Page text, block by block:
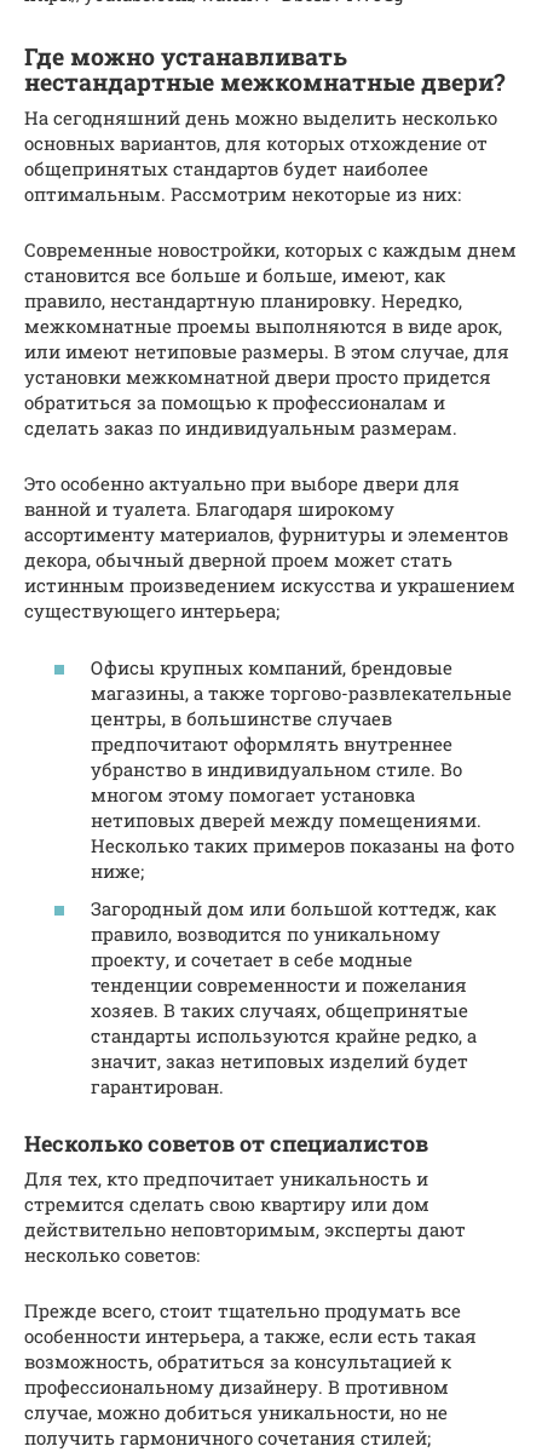
Где можно устанавливать
нестандартные межкомнатные двери?
На сегодняшний день можно выделить несколько
основных вариантов, для которых отхождение от
общепринятых стандартов будет наиболее
оптимальным. Рассмотрим некоторые из них:
Современные новостройки, которых с каждым днем
становится все больше и больше, имеют, как
правило, нестандартную планировку. Нередко,
межкомнатные проемы выполняются в виде арок,
или имеют нетиповые размеры. В этом случае, для
установки межкомнатной двери просто придется
обратиться за помощью к профессионалам и
сделать заказ по индивидуальным размерам.
Это особенно актуально при выборе двери для
ванной и туалета. Благодаря широкому
ассортименту материалов, фурнитуры и элементов
декора, обычный дверной проем может стать
истинным произведением искусства и украшением
существующего интерьера;
Офисы крупных компаний, брендовые
магазины, а также торгово-развлекательные
центры, в большинстве случаев
предпочитают оформлять внутреннее
убранство в индивидуальном стиле. Во
многом этому помогает установка
нетиповых дверей между помещениями.
Несколько таких примеров показаны на фото
ниже;
Загородный дом или большой коттедж, как
правило, возводится по уникальному
проекту, и сочетает в себе модные
тенденции современности и пожелания
хозяев. В таких случаях, общепринятые
стандарты используются крайне редко, а
значит, заказ нетиповых изделий будет
гарантирован.
Несколько советов от специалистов
Для тех, кто предпочитает уникальность и
стремится сделать свою квартиру или дом
действительно неповторимым, эксперты дают
несколько советов:
Прежде всего, стоит тщательно продумать все
особенности интерьера, а также, если есть такая
возможность, обратиться за консультацией к
профессиональному дизайнеру. В противном
случае, можно добиться уникальности, но не
получить гармоничного сочетания стилей;